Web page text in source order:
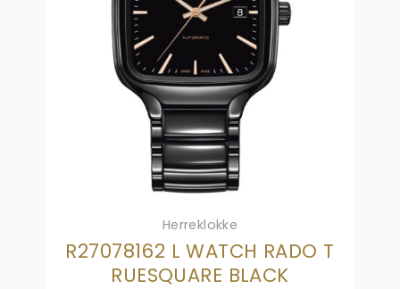
Herreklokke
R27078162 L WATCH RADO T
RUESQUARE BLACK